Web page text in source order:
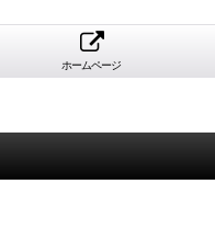
ホームページ